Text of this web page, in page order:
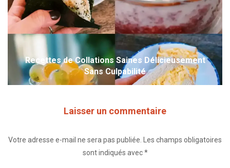
Recettes de Collations Saines Délicieusement
Sans Culpabilité
Laisser un commentaire
Votre adresse e-mail ne sera pas publiée.
Les champs obligatoires
sont indiqués avec*